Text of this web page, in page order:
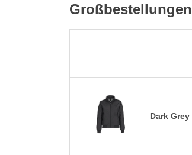
Großbestellungen
Dark Grey